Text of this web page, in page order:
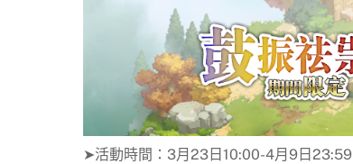
➤活動時間：3月23日10:00-4月9日23:59